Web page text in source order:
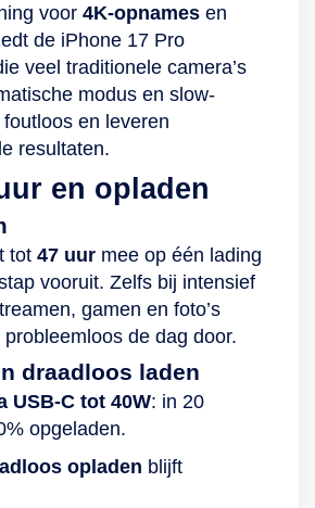
voor 4K-opnames en
de iPhone 17 Pro
veel traditionele camera’s
modus en slow-
en leveren
resultaten.
en opladen
tot 47 uur mee op één lading
vooruit. Zelfs bij intensief
gamen en foto’s
de dag door.
draadloos laden
USB-C tot 40W: in 20
opgeladen.
opladen blijft